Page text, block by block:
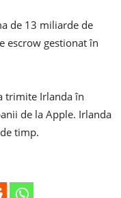
de 13 miliarde de
escrow gestionat în
trimite Irlanda în
de la Apple. Irlanda
timp.